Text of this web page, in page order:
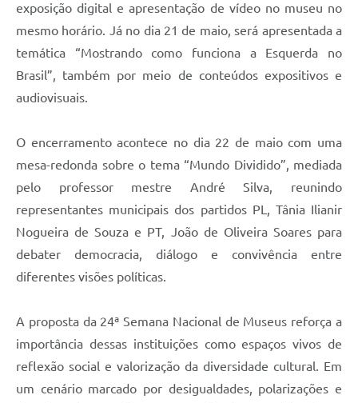
exposição digital e apresentação de vídeo no museu no
mesmo horário. Já no dia 21 de maio, será apresentada a
temática “Mostrando como funciona a Esquerda no
Brasil”, também por meio de conteúdos expositivos e
audiovisuais.
O encerramento acontece no dia 22 de maio com uma
mesa-redonda sobre o tema “Mundo Dividido”, mediada
pelo professor mestre André Silva, reunindo
representantes municipais dos partidos PL, Tânia Ilianir
Nogueira de Souza e PT, João de Oliveira Soares para
debater democracia, diálogo e convivência entre
diferentes visões políticas.
A proposta da 24ª Semana Nacional de Museus reforça a
importância dessas instituições como espaços vivos de
reflexão social e valorização da diversidade cultural. Em
um cenário marcado por desigualdades, polarizações e